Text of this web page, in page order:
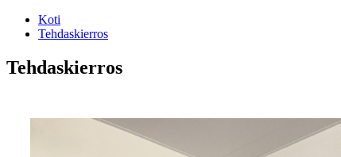
Koti
Tehdaskierros
Tehdaskierros